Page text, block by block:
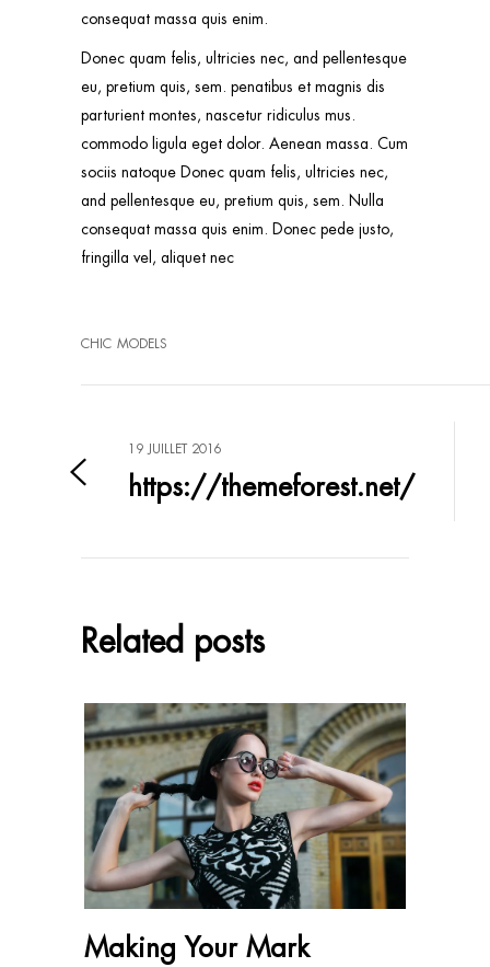
consequat massa quis enim.
Donec quam felis, ultricies nec, and pellentesque
eu, pretium quis, sem. penatibus et magnis dis
parturient montes, nascetur ridiculus mus.
commodo ligula eget dolor. Aenean massa. Cum
sociis natoque Donec quam felis, ultricies nec,
and pellentesque eu, pretium quis, sem. Nulla
consequat massa quis enim. Donec pede justo,
fringilla vel, aliquet nec
CHIC MODELS
19 JUILLET 2016
https://themeforest.net/
Related posts
Making Your Mark